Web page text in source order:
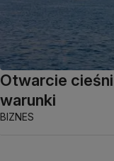
Otwarcie
warunki
BIZNES